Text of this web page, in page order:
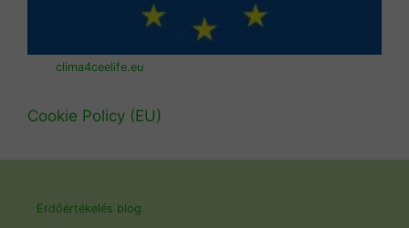
clima4ceelife.eu
Cookie Policy (EU)
Erdőértékelés blog